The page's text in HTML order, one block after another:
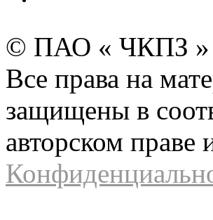
© ПАО « ЧКПЗ »
Все права на
защищены в
авторском